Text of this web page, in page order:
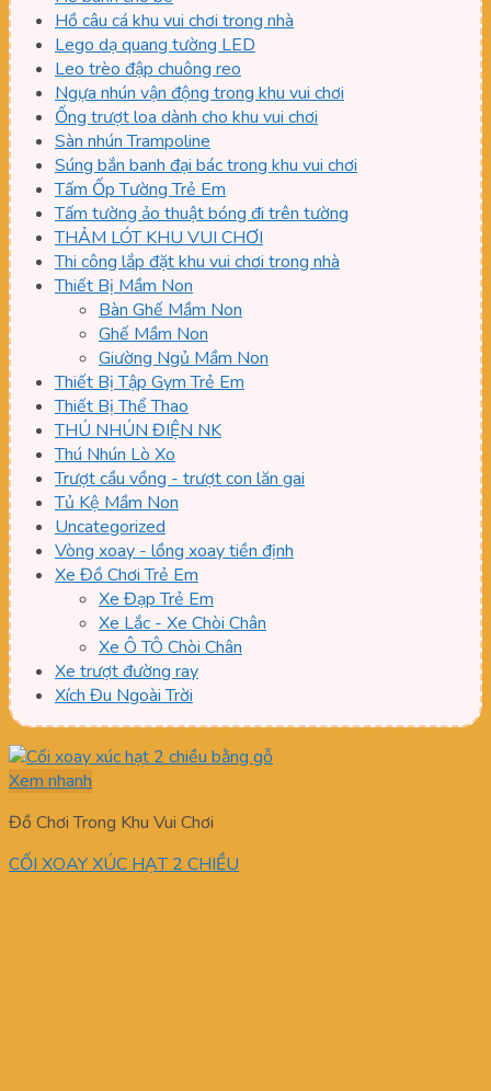
Hồ câu cá khu vui chơi trong nhà
Lego dạ quang tường LED
Leo trèo đập chuông reo
Ngựa nhún vận động trong khu vui chơi
Ống trượt loa dành cho khu vui chơi
Sàn nhún Trampoline
Súng bắn banh đại bác trong khu vui chơi
Tấm Ốp Tường Trẻ Em
Tấm tường ảo thuật bóng đi trên tường
THẢM LÓT KHU VUI CHƠI
Thi công lắp đặt khu vui chơi trong nhà
Thiết Bị Mầm Non
Bàn Ghế Mầm Non
Ghế Mầm Non
Giường Ngủ Mầm Non
Thiết Bị Tập Gym Trẻ Em
Thiết Bị Thể Thao
THÚ NHÚN ĐIỆN NK
Thú Nhún Lò Xo
Trượt cầu vồng - trượt con lăn gai
Tủ Kệ Mầm Non
Uncategorized
Vòng xoay - lồng xoay tiền định
Xe Đồ Chơi Trẻ Em
Xe Đạp Trẻ Em
Xe Lắc - Xe Chòi Chân
Xe Ô TÔ Chòi Chân
Xe trượt đường ray
Xích Đu Ngoài Trời
Xem nhanh
Đồ Chơi Trong Khu Vui Chơi
CỐI XOAY XÚC HẠT 2 CHIỀU